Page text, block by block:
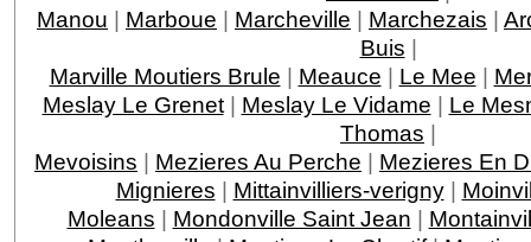
Manou | Marboue | Marcheville | Marchezais |
Buis |
Marville Moutiers Brule | Meauce | Le Mee |
Meslay Le Grenet| Meslay Le Vidame | Le
Thomas |
Mevoisins | Mezieres Au Perche | Mezieres En
Mignieres | Mittainvilliers-verigny|
Moleans | Mondonville Saint Jean |